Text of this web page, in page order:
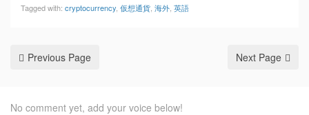
Tagged with: cryptocurrency 仮想通貨 海外 英語
Previous Page Next Page
No comment yet, add your voice below!